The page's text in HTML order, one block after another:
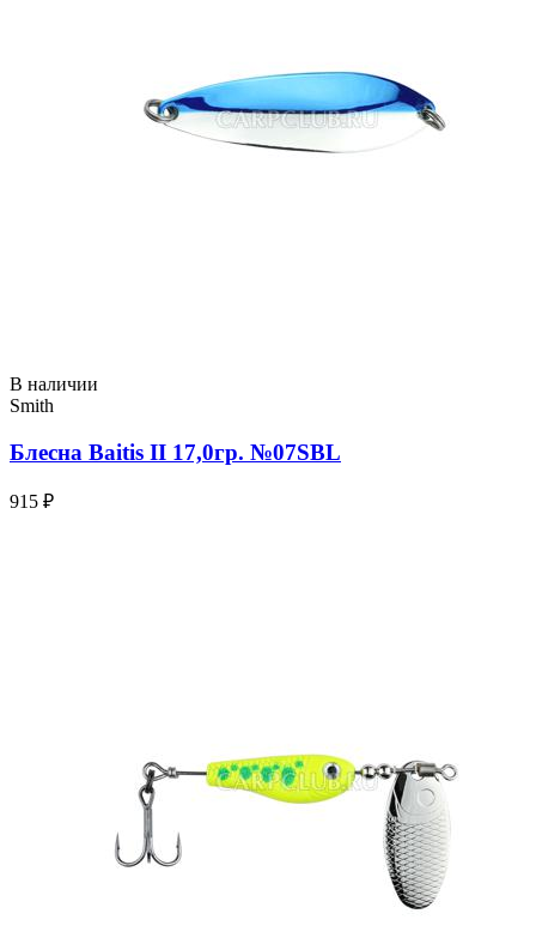
В наличии
Smith
Блесна Baitis II 17,0гр. №07SBL
915 ₽